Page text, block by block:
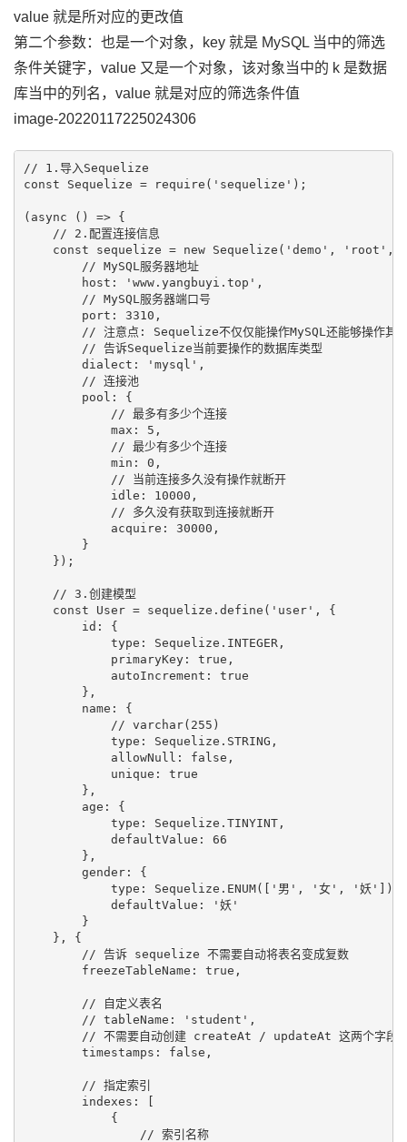
value 就是所对应的更改值
第二个参数：也是一个对象，key 就是 MySQL 当中的筛选
条件关键字，value 又是一个对象，该对象当中的 k 是数据
库当中的列名，value 就是对应的筛选条件值
image-20220117225024306
// 1.导入Sequelize
const Sequelize = require('sequelize');
(async () => {
    // 2.配置连接信息
const sequelize = new Sequelize('demo', 'root',
        // MySQL服务器地址
        host: 'www.yangbuyi.top',
        // MySQL服务器端口号
        port: 3310,
// 注意点: Sequelize不仅仅能操作MySQL还能够操作其它
        // 告诉Sequelize当前要操作的数据库类型
        dialect: 'mysql',
        // 连接池
        pool: {
            // 最多有多少个连接
            max: 5,
            // 最少有多少个连接
            min: 0,
            // 当前连接多久没有操作就断开
            idle: 10000,
            // 多久没有获取到连接就断开
            acquire: 30000,
        }
    });
    // 3.创建模型
    const User = sequelize.define('user', {
        id: {
            type: Sequelize.INTEGER,
            primaryKey: true,
            autoIncrement: true
        },
        name: {
            // varchar(255)
            type: Sequelize.STRING,
            allowNull: false,
            unique: true
        },
        age: {
            type: Sequelize.TINYINT,
            defaultValue: 66
        },
        gender: {
            type: Sequelize.ENUM(['男', '女', '妖']),
            defaultValue: '妖'
        }
    }, {
        // 告诉 sequelize 不需要自动将表名变成复数
        freezeTableName: true,
        // 自定义表名
        // tableName: 'student',
        // 不需要自动创建 createAt / updateAt 这两个字段
        timestamps: false,
        // 指定索引
        indexes: [
            {
                // 索引名称